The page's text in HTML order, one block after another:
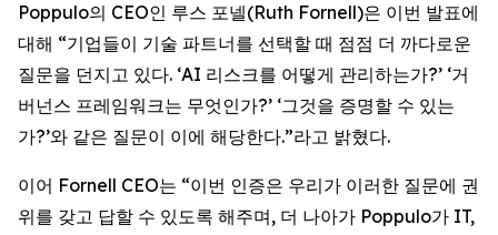
Poppulo의 CEO인 루스 포넬(Ruth Fornell)은 이번 발표에
대해 “기업들이 기술 파트너를 선택할 때 점점 더 까다로운
질문을 던지고 있다. ‘AI 리스크를 어떻게 관리하는가?’ ‘거
버넌스 프레임워크는 무엇인가?’ ‘그것을 증명할 수 있는
가?’와 같은 질문이 이에 해당한다.”라고 밝혔다.
이어 Fornell CEO는 “이번 인증은 우리가 이러한 질문에 권
위를 갖고 답할 수 있도록 해주며, 더 나아가 Poppulo가 IT,